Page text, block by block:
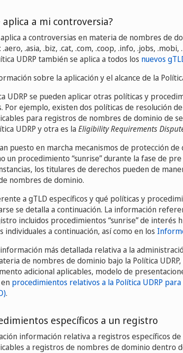
aplica a mi controversia?
aplica a controversias en materia de nombres de
.asia, .biz, .cat, .com, .coop, .info, .jobs,
UDRP también se aplica a todos los nuevos
sobre la aplicación y el alcance de la
UDRP se pueden aplicar otras políticas y
Por ejemplo, existen dos políticas de resolución
para registros de nombres de dominio de
UDRP y otra es laEligibility Requirements
puesto en marcha mecanismos de protección de
un procedimiento “sunrise” durante la fase de
los titulares de derechos pueden de
nombres de dominio.
a gTLD específicos y qué políticas y
se detalla a continuación. La información
incluidos procedimientos “sunrise” de interés
individuales a continuación, así como en los
más detallada relativa a la
de nombres de dominio bajo la Política
adicional aplicables, modelo de
procedimientos relativos a la Política UDRP
.
específicos a un registro
información relativa a registros específicos
a registros de nombres de dominio dentro